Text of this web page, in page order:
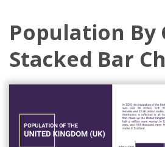
Population By
Stacked Bar